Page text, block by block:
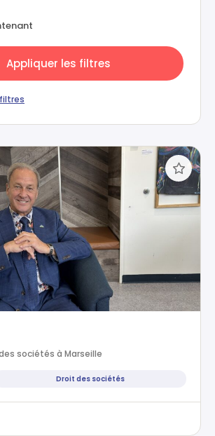
Appliquer les filtres
sociétés à Marseille
Droit des sociétés